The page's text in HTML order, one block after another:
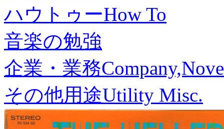
ハウトゥーHow To
音楽の勉強
企業・業務
その他用途Utility Misc.